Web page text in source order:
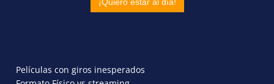
Películas con giros inesperados